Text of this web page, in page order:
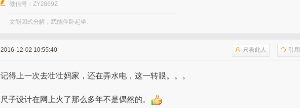
微信号：ZY2869Z
-------------------------------------------------------------------------------------
文能因式分解，武能仰卧起坐.
只看此人 引用
2016-12-02 10:55:40
记得上一次去壮壮妈家，还在弄水电，这一转眼。。。
尺子设计在网上火了那么多年不是偶然的。